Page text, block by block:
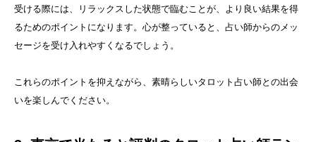
受ける際には、リラックスした状態で臨むことが、より良い結果を得
るためのポイントになります。心が整っていると、占い師からのメッ
セージを受け入れやすくなるでしょう。
これらのポイントを抑えながら、素晴らしいタロット占い師との出会
いを楽しんでください。